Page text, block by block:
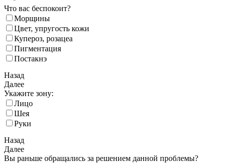
Что вас беспокоит?
Морщины
Цвет, упругость кожи
Купероз, розацеа
Пигментация
Постакнэ
Назад
Далее
Укажите зону:
Лицо
Шея
Руки
Назад
Далее
Вы раньше обращались за решением данной проблемы?